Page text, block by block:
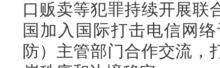
口贩卖等犯罪持续开展联
国加入国际打击电信网
防）主管部门合作交流，